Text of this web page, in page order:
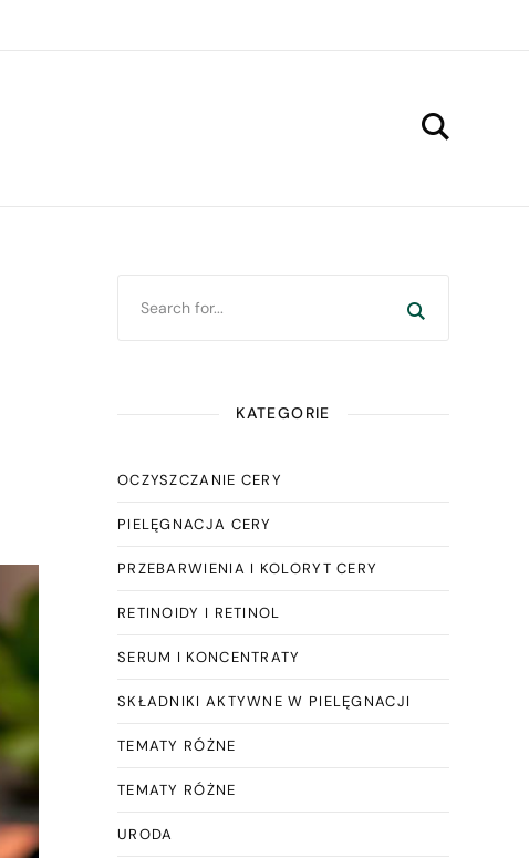
KATEGORIE
OCZYSZCZANIE CERY
PIELĘGNACJA CERY
PRZEBARWIENIA I KOLORYT CERY
RETINOIDY I RETINOL
SERUM I KONCENTRATY
SKŁADNIKI AKTYWNE W PIELĘGNACJI
TEMATY RÓŻNE
TEMATY RÓŻNE
URODA